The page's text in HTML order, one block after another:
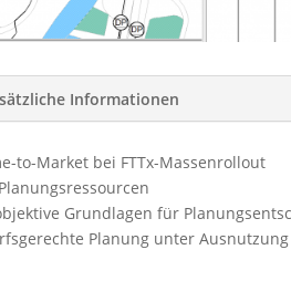
Informationen
to-Market bei FTTx-Massenrollout
Grundlagen für
Planung unter